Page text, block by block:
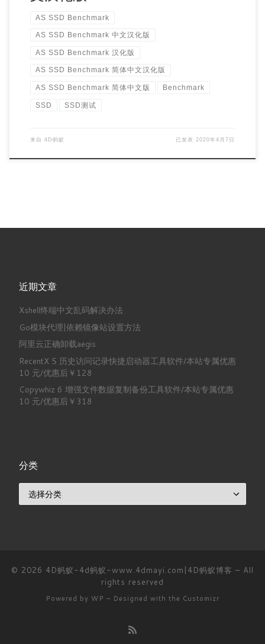
AS SSD Benchmark
AS SSD Benchmark 中文汉化版
AS SSD Benchmark 汉化版
AS SSD Benchmark 简体中文汉化版
AS SSD Benchmark 简体中文版 Benchmark
SSD SSD测试
来自 4D蚂蚁 已发表2020年4月7日
近期文章
Xshell终端中文乱码解决办法
Go模块代理|依赖镜像站设置方法
阿里云正确卸载aegis
RecentX 5 历史访问记录快捷启动器工具软件/本站专属优惠
10 元/优惠后￥128
Copywhiz 6 增强文件数据复制备份工具软件/本站专属优惠
10 元/优惠后￥318
分类
© 2026 4D蚂蚁-4d蚂蚁-www.4dmayi.com|4D蚂蚁博客 – All
rights reserved
Powered by WP – Designed with the Customizr